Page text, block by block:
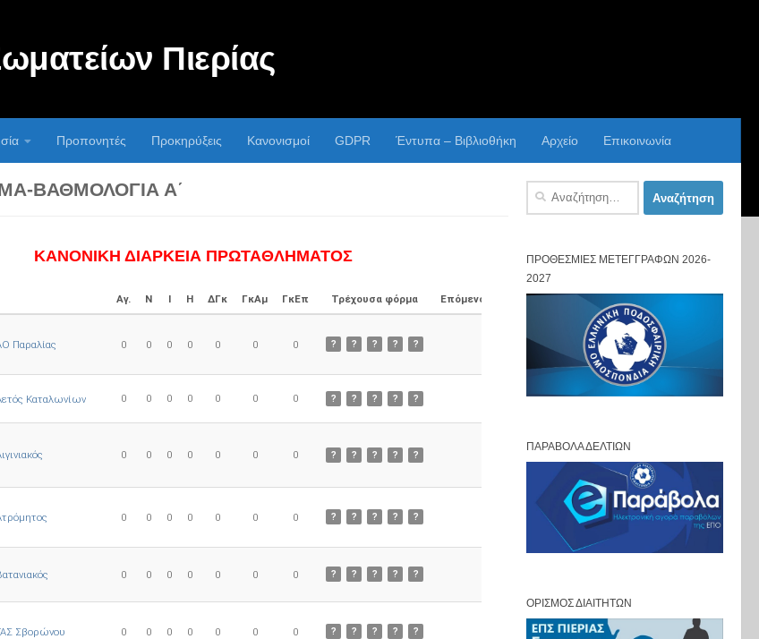
Πιερίας
Προπονητές Προκηρύξεις Κανονισμοί GDPR Έντυπα – Βιβλιοθήκη Αρχείο Επικοινωνία
ΒΑΘΜΟΛΟΓΊΑ Α΄
ΚΑΝΟΝΙΚΗ ΔΙΑΡΚΕΙΑ ΠΡΩΤΑΘΛΗΜΑΤΟΣ
Αγ. Ν Ι Η ΔΓκ ΓκΑμ ΓκΕπ Τρέχουσα φόρμα Επόμενος Αγώνας
Παραλίας 0 0 0 0 0 0 0 ? ? ? ? ?
Καταλωνίων 0 0 0 0 0 0 0 ? ? ? ? ?
0 0 0 0 0 0 0 ? ? ? ? ?
0 0 0 0 0 0 0 ? ? ? ? ?
0 0 0 0 0 0 0 ? ? ? ? ?
Σβορώνου 0 0 0 0 0 0 0 ? ? ? ? ?
Αναζήτηση
ΠΡΟΘΕΣΜΊΕΣ ΜΕΤΕΓΓΡΑΦΏΝ 2026-
2027
ΠΑΡΆΒΟΛΑ ΔΕΛΤΊΩΝ
ΟΡΙΣΜΌΣ ΔΙΑΙΤΗΤΏΝ